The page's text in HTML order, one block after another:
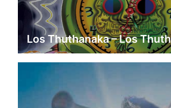
Los Thuthanaka – Los